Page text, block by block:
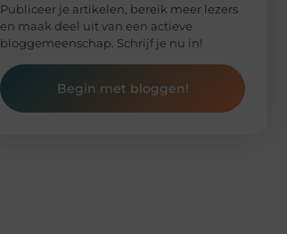
Publiceer je artikelen, bereik meer lezers
en maak deel uit van een actieve
bloggemeenschap. Schrijf je nu in!
Begin met bloggen!